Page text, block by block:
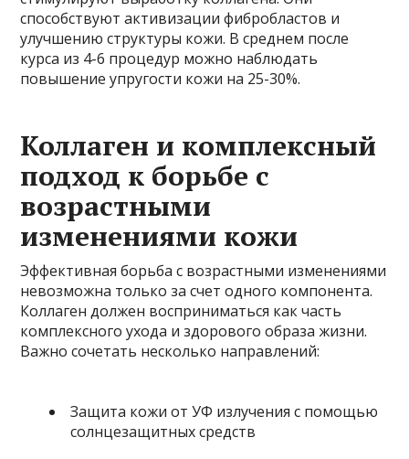
способствуют активизации фибробластов и
улучшению структуры кожи. В среднем после
курса из 4-6 процедур можно наблюдать
повышение упругости кожи на 25-30%.
Коллаген и комплексный
подход к борьбе с
возрастными
изменениями кожи
Эффективная борьба с возрастными изменениями
невозможна только за счет одного компонента.
Коллаген должен восприниматься как часть
комплексного ухода и здорового образа жизни.
Важно сочетать несколько направлений:
Защита кожи от УФ излучения с помощью
солнцезащитных средств